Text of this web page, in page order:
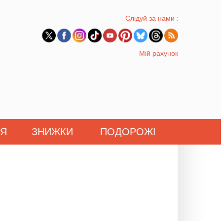
Слідуй за нами :
Мій рахунок
ЗНИЖКИ ПОДОРОЖІ